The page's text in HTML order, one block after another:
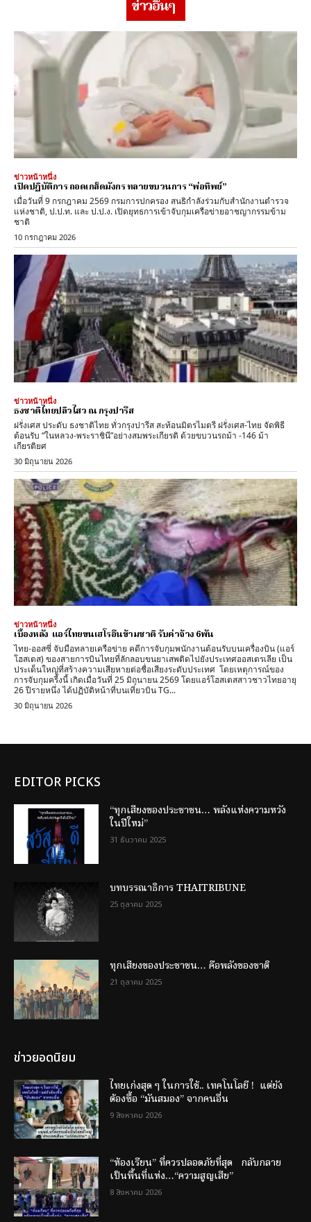
ข่าวอื่นๆ
ข่าวหน้าหนึ่ง
เปิดปฏิบัติการ ถอดเกล็ดมังกร ทลายขบวนการ “พ่อทิพย์”
​เมื่อวันที่ 9 กรกฎาคม 2569 กรมการปกครอง สนธิกำลังร่วมกับสำนักงานตำรวจ
แห่งชาติ, ป.ป.ท. และ ป.ป.ง. เปิดยุทธการเข้าจับกุมเครือข่ายอาชญากรรมข้าม
ชาติ
10 กรกฎาคม 2026
ข่าวหน้าหนึ่ง
ธงชาติไทยปลิวไสว ณ กรุงปารีส
ฝรั่งเศส ประดับ ธงชาติไทย ทั่วกรุงปารีส สะท้อนมิตรไมตรี ฝรั่งเศส-ไทย จัดพิธี
ต้อนรับ “ในหลวง-พระราชินี”อย่างสมพระเกียรติ ด้วยขบวนรถม้า -146 ม้า
เกียรติยศ
30 มิถุนายน 2026
ข่าวหน้าหนึ่ง
เบื้องหลัง แอร์ไทยขนเฮโรอีนข้ามชาติ รับค่าจ้าง 6พัน
ไทย-ออสซี่ จับมือทลายเครือข่าย คดีการจับกุมพนักงานต้อนรับบนเครื่องบิน (แอร์
โฮสเตส) ของสายการบินไทยที่ลักลอบขนยาเสพติดไปยังประเทศออสเตรเลีย เป็น
ประเด็นใหญ่ที่สร้างความเสียหายต่อชื่อเสียงระดับประเทศ ​โดยเหตุการณ์ของ
การจับกุมครี้งนี้ เกิดเมื่อวันที่ 25 มิถุนายน 2569 โดยแอร์โฮสเตสสาวชาวไทยอายุ
26 ปีรายหนึ่ง ได้ปฏิบัติหน้าที่บนเที่ยวบิน TG...
30 มิถุนายน 2026
EDITOR PICKS
“ทุกเสียงของประชาชน… พลังแห่งความหวัง
ในปีใหม่”
31 ธันวาคม 2025
บทบรรณาธิการ THAITRIBUNE
25 ตุลาคม 2025
ทุกเสียงของประชาชน… คือพลังของชาติ
21 ตุลาคม 2025
ข่าวยอดนิยม
ไทยเก่งสุด ๆ ในการใช้.. เทคโนโลยี ! แต่ยัง
ต้องซื้อ “มันสมอง” จากคนอื่น
9 สิงหาคม 2026
“ห้องเรียน” ที่ควรปลอดภัยที่สุด กลับกลาย
เป็นพื้นที่แห่ง…“ความสูญเสีย”
8 สิงหาคม 2026